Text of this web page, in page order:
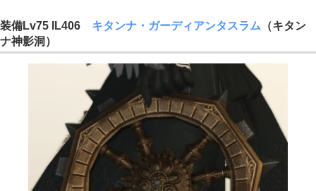
装備Lv75 IL406 キタンナ・ガーディアンタスラム （キタン
ナ神影洞）